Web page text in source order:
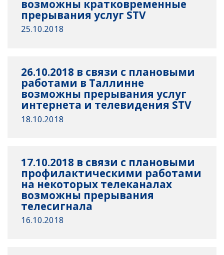
возможны кратковременные
прерывания услуг STV
25.10.2018
26.10.2018 в связи с плановыми
работами в Таллинне
возможны прерывания услуг
интернета и телевидения STV
18.10.2018
17.10.2018 в связи с плановыми
профилактическими работами
на некоторых телеканалах
возможны прерывания
телесигнала
16.10.2018